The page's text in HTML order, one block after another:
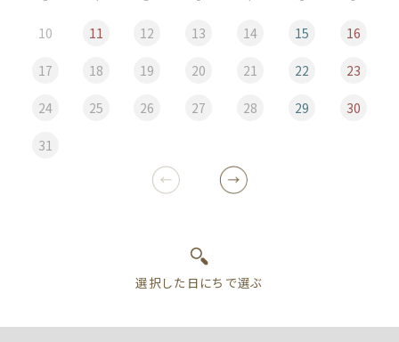
10 11 12 13 14 15 16
17 18 19 20 21 22 23
24 25 26 27 28 29 30
31